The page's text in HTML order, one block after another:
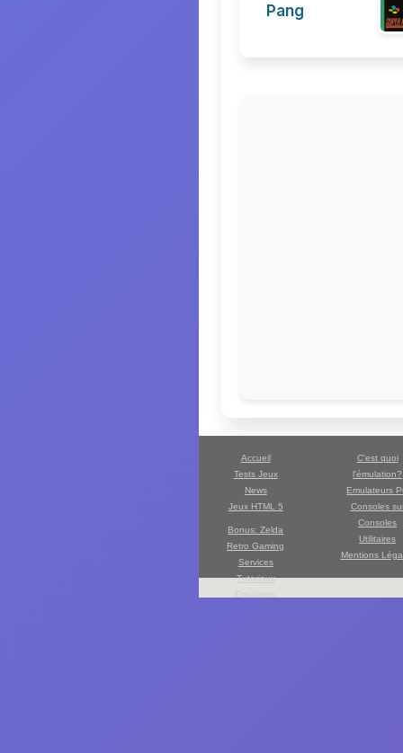
Pang
Accueil
Tests Jeux
News
Jeux HTML 5
C'est quoi
l'émulation?
Emulateurs
Consoles
Consoles
Utilitaires
Mentions
Bonus: Zelda
Retro Gaming
Services
Tutoriaux